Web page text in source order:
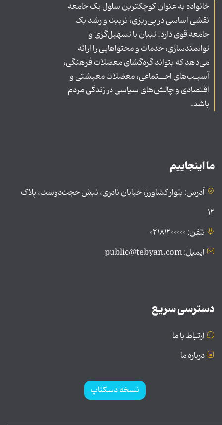
خانواده به عنوان کوچکترین سلول یک جامعه
نقشی اساسی در پی‌ریزی، تربیت و رشد یک
جامعه قوی دارد. تبیان با تسهیل‌گری و
توانمندسازی، خدمات و محتواهایی را ارائه
می‌دهد که بتواند گره‌گشای معضلات فرهنگی،
آسیـب‌های اجــتماعی، معضلات معیشتی و
اقتصادی و چالش‌های سیاسی در زندگی مردم
باشد.
ما اینجاییم
آدرس: بلوار کشاورز، خیابان نادری، نبش حجت‌دوست، پلاک
۱۲
تلفن: ۰۲۱۸۱۲۰۰۰۰۰
ایمیل: public@tebyan.com
دسترسی سریع
ارتباط با ما
درباره ما
نسخه دسکتاپ